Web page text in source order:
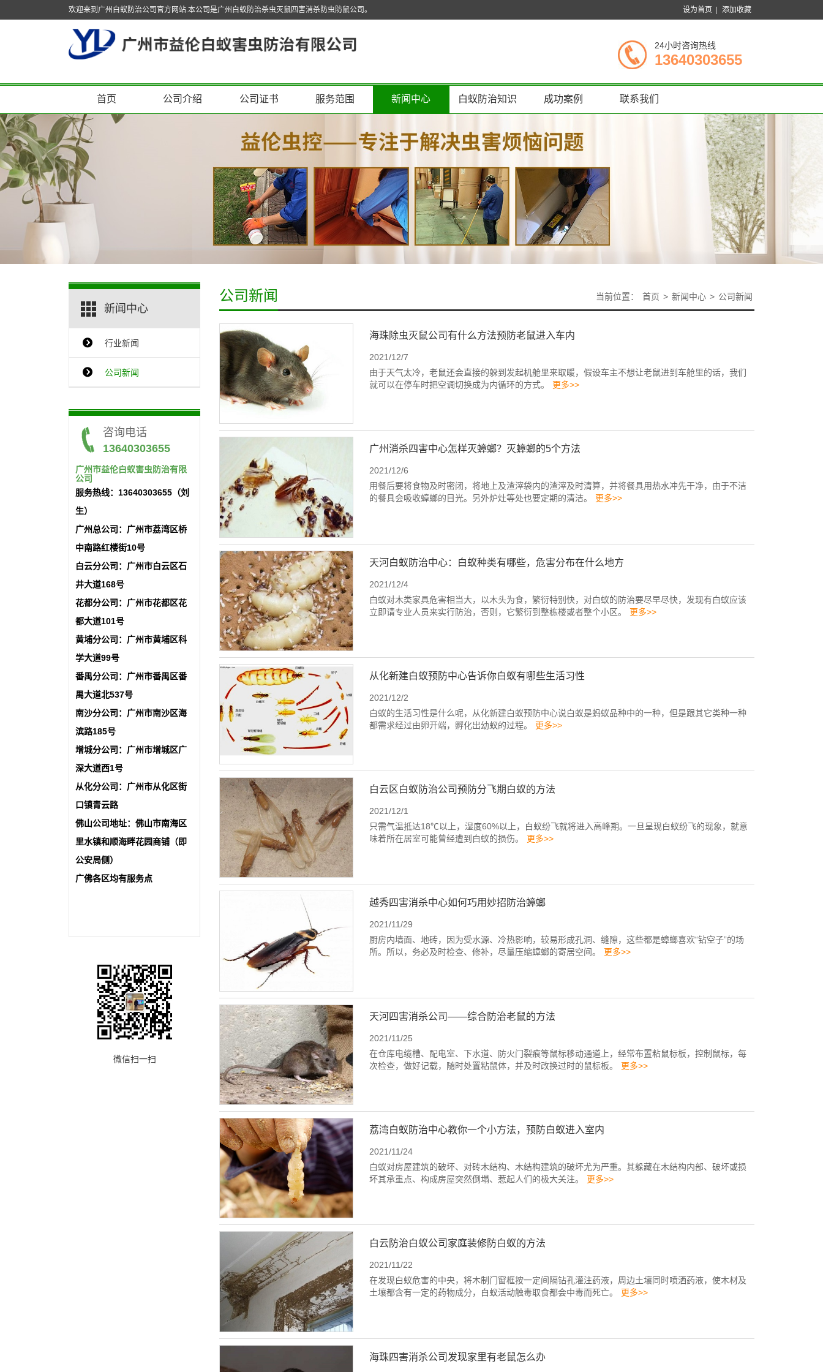
欢迎来到广州白蚁防治公司官方网站.本公司是广州白蚁防治杀虫灭鼠四害消杀防虫防鼠公司。 设为首页 添加收藏
24小时咨询热线
13640303655
首页 公司介绍 公司证书 服务范围 新闻中心 白蚁防治知识 成功案例 联系我们
新闻中心
{$ClassName_en}
行业新闻
公司新闻
咨询电话
13640303655
广州市益伦白蚁害虫防治有限
公司
服务热线：13640303655（刘
生）
广州总公司：广州市荔湾区桥
中南路红楼街10号
白云分公司：广州市白云区石
井大道168号
花都分公司：广州市花都区花
都大道101号
黄埔分公司：广州市黄埔区科
学大道99号
番禺分公司：广州市番禺区番
禺大道北537号
南沙分公司：广州市南沙区海
滨路185号
增城分公司：广州市增城区广
深大道西1号
从化分公司：广州市从化区街
口镇青云路
佛山公司地址：佛山市南海区
里水镇和顺海畔花园商铺（即
公安局侧）
广佛各区均有服务点
微信扫一扫
公司新闻 当前位置： 首页 > 新闻中心 > 公司新闻
海珠除虫灭鼠公司有什么方法预防老鼠进入车内
2021/12/7
由于天气太冷，老鼠还会直接的躲到发起机舱里来取暖，假设车主不想让老鼠进到车舱里的话，我们
就可以在停车时把空调切换成为内循环的方式。
更多>>
广州消杀四害中心怎样灭蟑螂？灭蟑螂的5个方法
2021/12/6
用餐后要将食物及时密闭，将地上及渣滓袋内的渣滓及时清算，并将餐具用热水冲先干净，由于不洁
的餐具会吸收蟑螂的目光。另外炉灶等处也要定期的清洁。
更多>>
天河白蚁防治中心：白蚁种类有哪些，危害分布在什么地方
2021/12/4
白蚁对木类家具危害相当大，以木头为食，繁衍特别快，对白蚁的防治要尽早尽快，发现有白蚁应该
立即请专业人员来实行防治，否则，它繁衍到整栋楼或者整个小区。
更多>>
从化新建白蚁预防中心告诉你白蚁有哪些生活习性
2021/12/2
白蚁的生活习性是什么呢，从化新建白蚁预防中心说白蚁是蚂蚁品种中的一种，但是跟其它类种一种
都需求经过由卵开端，孵化出幼蚁的过程。
更多>>
白云区白蚁防治公司预防分飞期白蚁的方法
2021/12/1
只需气温抵达18℃以上，湿度60%以上，白蚁纷飞就将进入高峰期。一旦呈现白蚁纷飞的现象，就意
味着所在居室可能曾经遭到白蚁的损伤。
更多>>
越秀四害消杀中心如何巧用妙招防治蟑螂
2021/11/29
厨房内墙面、地砖，因为受水源、冷热影响，较易形成孔洞、缝隙，这些都是蟑螂喜欢“钻空子”的场
所。所以，务必及时检查、修补，尽量压缩蟑螂的寄居空间。
更多>>
天河四害消杀公司——综合防治老鼠的方法
2021/11/25
在仓库电缆槽、配电室、下水道、防火门裂痕等鼠标移动通道上，经常布置粘鼠标板，控制鼠标，每
次检查，做好记载，随时处置粘鼠体，并及时改换过时的鼠标板。
更多>>
荔湾白蚁防治中心教你一个小方法，预防白蚁进入室内
2021/11/24
白蚁对房屋建筑的破坏、对砖木结构、木结构建筑的破坏尤为严重。其躲藏在木结构内部、破坏或损
坏其承重点、构成房屋突然倒塌、惹起人们的极大关注。
更多>>
白云防治白蚁公司家庭装修防白蚁的方法
2021/11/22
在发现白蚁危害的中央，将木制门窗框按一定间隔钻孔灌注药液，周边土壤同时喷洒药液，使木材及
土壤都含有一定的药物成分，白蚁活动触毒取食都会中毒而死亡。
更多>>
海珠四害消杀公司发现家里有老鼠怎么办